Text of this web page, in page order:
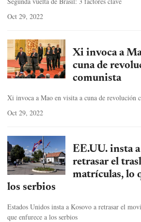
Oct 29, 2022
Xi invoca a
cuna de
comunista
Xi invoca a Mao en visita a cuna de revolución
Oct 29, 2022
EE.UU. insta
retrasar el
matrículas, lo
los serbios
Estados Unidos insta a Kosovo a retrasar el
que enfurece a los serbios